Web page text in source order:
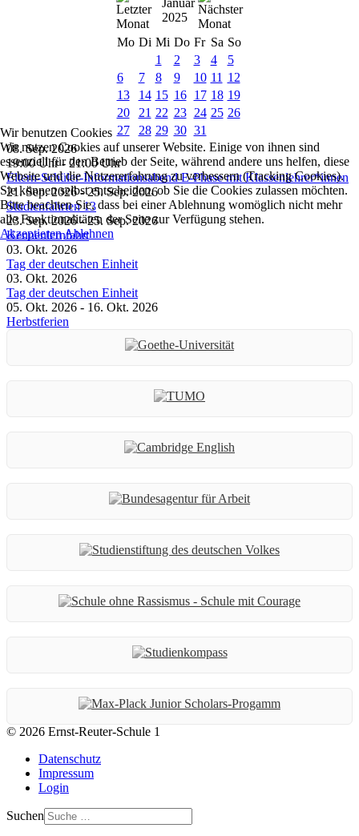
2025
Mo Di Mi Do Fr Sa So
1
2 3 4
5
6
7 8 9 10 11 12
13
14 15 16 17 18 19
20
21 22 23 24 25 26
27
28 29 30 31
08. Sep. 2026
19:00 Uhr-21:00 Uhr
Eltern-Schüler-Informationsabend E-Phase mit Klassenlehrer*innen
21. Sep. 2026 -25. Sep. 2026
Studienfahrten 13
23. Sep. 2026 -25. Sep. 2026
Kennenlernfahrt
03. Okt. 2026
Tag der deutschen Einheit
03. Okt. 2026
Tag der deutschen Einheit
05. Okt. 2026 - 16. Okt. 2026
Herbstferien
© 2026 Ernst-Reuter-Schule 1
Datenschutz
Impressum
Login
Suchen
Wir benutzen Cookies
Wir nutzen Cookies auf unserer Website. Einige von ihnen sind
essenziell für den Betrieb der Seite, während andere uns helfen, diese
Website und die Nutzererfahrung zu verbessern (Tracking Cookies).
Sie können selbst entscheiden, ob Sie die Cookies zulassen möchten.
Bitte beachten Sie, dass bei einer Ablehnung womöglich nicht mehr
alle Funktionalitäten der Seite zur Verfügung stehen.
AkzeptierenAblehnen